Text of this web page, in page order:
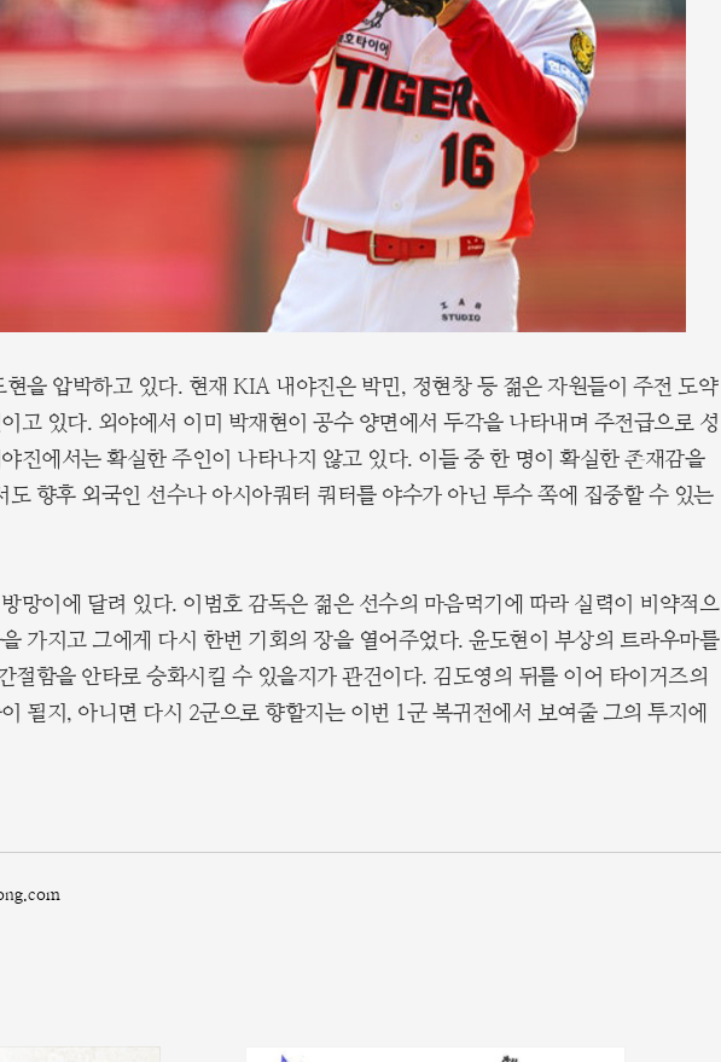
을 압박하고 있다. 현재 KIA 내야진은 박민, 정현창 등 젊은 자원들이 주전 도약
고 있다. 외야에서 이미 박재현이 공수 양면에서 두각을 나타내며 주전급으로 성
진에서는 확실한 주인이 나타나지 않고 있다. 이들 중 한 명이 확실한 존재감을
도 향후 외국인 선수나 아시아쿼터 쿼터를 야수가 아닌 투수 쪽에 집중할 수 있는
망이에 달려 있다. 이범호 감독은 젊은 선수의 마음먹기에 따라 실력이 비약적으
가지고 그에게 다시 한번 기회의 장을 열어주었다. 윤도현이 부상의 트라우마를
절함을 안타로 승화시킬 수 있을지가 관건이다. 김도영의 뒤를 이어 타이거즈의
될지, 아니면 다시 2군으로 향할지는 이번 1군 복귀전에서 보여줄 그의 투지에